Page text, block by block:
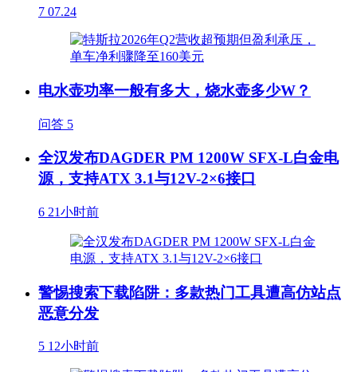
7 07.24
电水壶功率一般有多大，烧水壶多少W？
问答 5
全汉发布DAGDER PM 1200W SFX-L白金电
源，支持ATX 3.1与12V-2×6接口
6 21小时前
警惕搜索下载陷阱：多款热门工具遭高仿站点
恶意分发
5 12小时前